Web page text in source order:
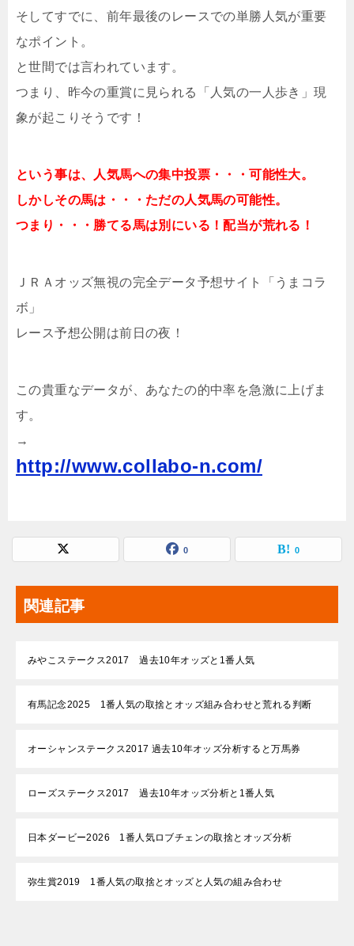
そしてすでに、前年最後のレースでの単勝人気が重要
なポイント。
と世間では言われています。
つまり、昨今の重賞に見られる「人気の一人歩き」現
象が起こりそうです！
という事は、人気馬への集中投票・・・可能性大。
しかしその馬は・・・ただの人気馬の可能性。
つまり・・・勝てる馬は別にいる！配当が荒れる！
ＪＲＡオッズ無視の完全データ予想サイト「うまコラ
ボ」
レース予想公開は前日の夜！
この貴重なデータが、あなたの的中率を急激に上げま
す。
→
http://www.collabo-n.com/
0 0
関連記事
みやこステークス2017 過去10年オッズと1番人気
有馬記念2025 1番人気の取捨とオッズ組み合わせと荒れる判断
オーシャンステークス2017 過去10年オッズ分析すると万馬券
ローズステークス2017 過去10年オッズ分析と1番人気
日本ダービー2026 1番人気ロブチェンの取捨とオッズ分析
弥生賞2019 1番人気の取捨とオッズと人気の組み合わせ